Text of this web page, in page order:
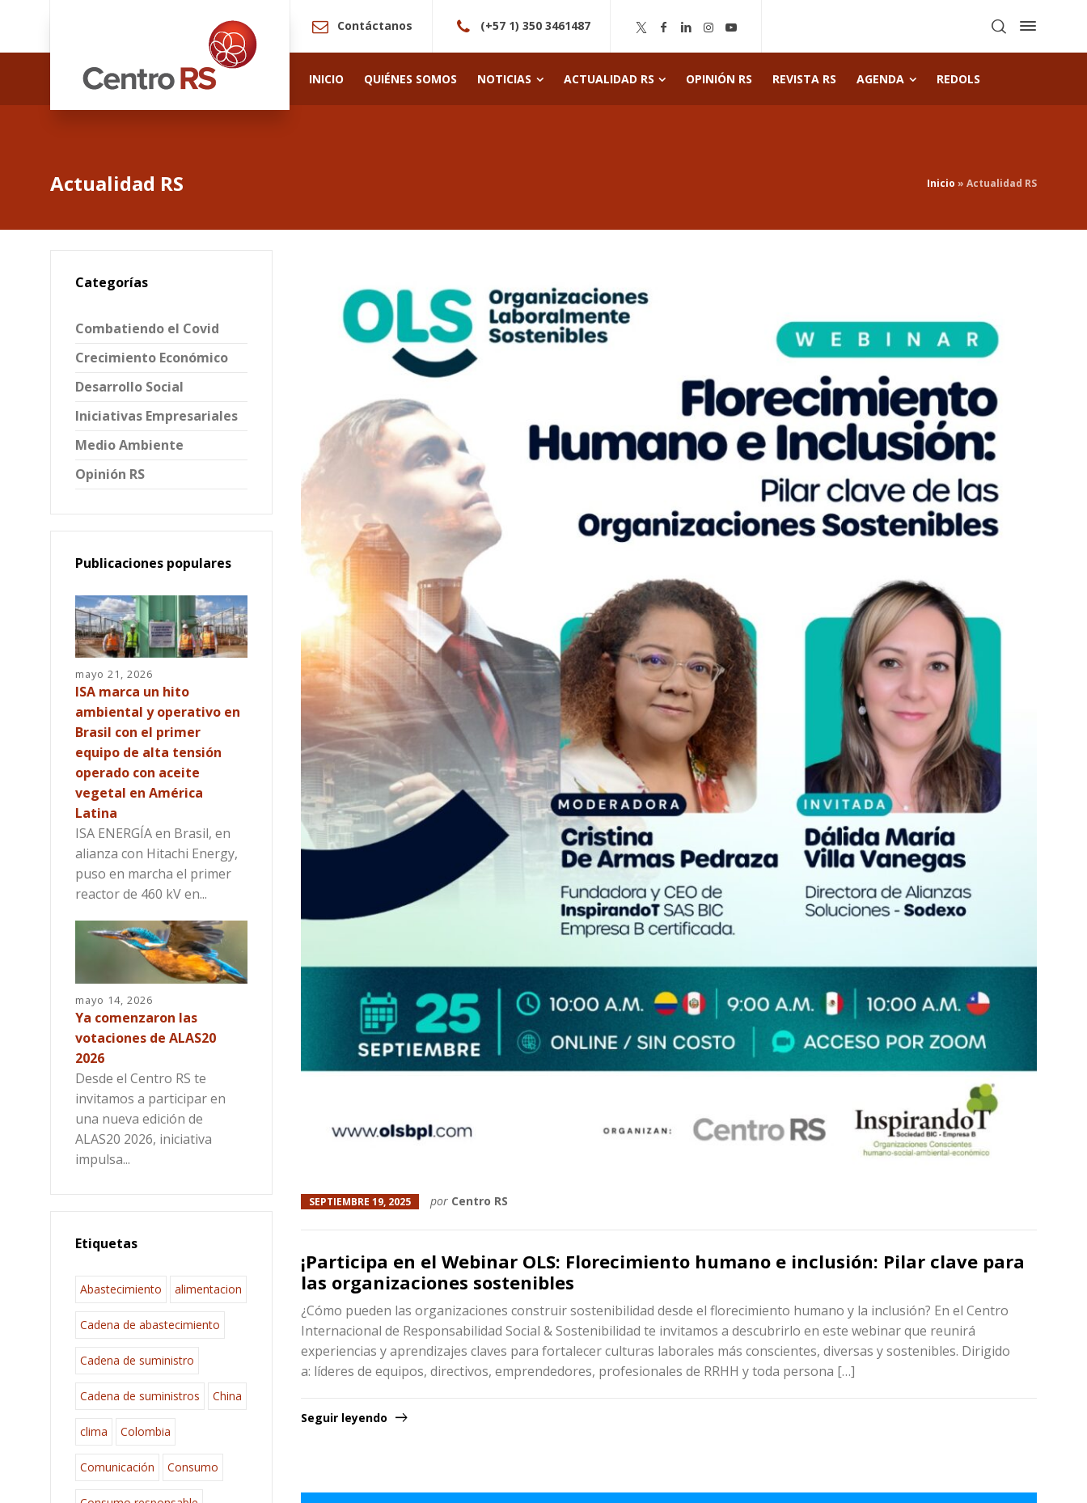
Contáctanos (+57 1) 350 3461487
INICIO QUIÉNES SOMOS NOTICIAS ACTUALIDAD RS OPINIÓN RS REVISTA RS AGENDA REDOLS
Actualidad RS Inicio » Actualidad RS
SEPTIEMBRE 19, 2025 por Centro RS
¡Participa en el Webinar OLS: Florecimiento humano e inclusión: Pilar clave para
las organizaciones sostenibles
¿Cómo pueden las organizaciones construir sostenibilidad desde el florecimiento humano y la inclusión? En el Centro
Internacional de Responsabilidad Social & Sostenibilidad te invitamos a descubrirlo en este webinar que reunirá
experiencias y aprendizajes claves para fortalecer culturas laborales más conscientes, diversas y sostenibles. Dirigido
a: líderes de equipos, directivos, emprendedores, profesionales de RRHH y toda persona […]
Seguir leyendo
Categorías
Combatiendo el Covid
Crecimiento Económico
Desarrollo Social
Iniciativas Empresariales
Medio Ambiente
Opinión RS
Publicaciones populares
mayo 21, 2026
ISA marca un hito
ambiental y operativo en
Brasil con el primer
equipo de alta tensión
operado con aceite
vegetal en América
Latina
ISA ENERGÍA en Brasil, en
alianza con Hitachi Energy,
puso en marcha el primer
reactor de 460 kV en...
mayo 14, 2026
Ya comenzaron las
votaciones de ALAS20
2026
Desde el Centro RS te
invitamos a participar en
una nueva edición de
ALAS20 2026, iniciativa
impulsa...
Etiquetas
Abastecimiento alimentacion
Cadena de abastecimiento
Cadena de suministro
Cadena de suministros China
clima Colombia
Comunicación Consumo